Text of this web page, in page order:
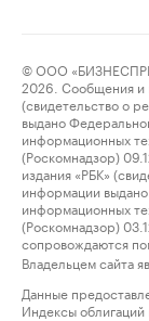
© ООО
2026. Сообщения и
(свидетельство о
выдано
информационных
(Роскомнадзор)
издания «РБК»
информации
информационных
(Роскомнадзор)
сопровождаются
Владельцем сайта
Данные
Индексы